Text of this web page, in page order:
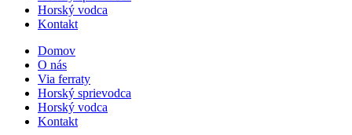
Horský vodca
Kontakt
Domov
O nás
Via ferraty
Horský sprievodca
Horský vodca
Kontakt